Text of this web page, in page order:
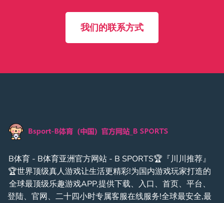
我们的联系方式
B体育 - B体育亚洲官方网站 - B SPORTS🏆『川川推荐』
🏆世界顶级真人游戏让生活更精彩!为国内游戏玩家打造的
全球最顶级乐趣游戏APP,提供下载、入口、首页、平台、
登陆、官网、二十四小时专属客服在线服务!全球最安全,最